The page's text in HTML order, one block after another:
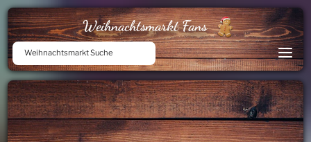
Weihnachtsmarkt Fans
Weihnachtsmarkt Suche